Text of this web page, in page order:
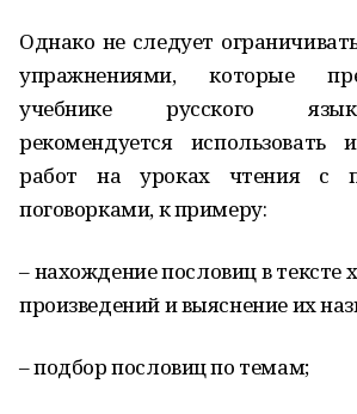
Однако не следует
упражнениями, которые
учебнике русского
рекомендуется
работ на уроках чтения с
поговорками, к примеру:
– нахождение пословиц в тексте
произведений и выяснение их
– подбор пословиц по темам;